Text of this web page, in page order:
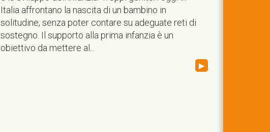
Italia affrontano la nascita di un bambino in
solitudine, senza poter contare su adeguate reti di
sostegno. Il supporto alla prima infanzia è un
obiettivo da mettere al...
▸